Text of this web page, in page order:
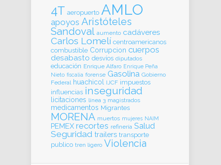
4T aeropuerto AMLO
apoyos Aristóteles
Sandoval aumento cadáveres
Carlos Lomelí centroamericanos
combustible Corrupcion cuerpos
desabasto desvíos diputados
educación Enrique Alfaro Enrique Peña
Nieto fiscalia forense Gasolina Gobierno
Federal huachicol IJCF impuestos
influencias inseguridad
licitaciones línea 3 magistrados
medicamentos Migrantes
MORENA muertos mujeres NAIM
PEMEX recortes refinería Salud
Seguridad trailers transporte
publico tren ligero Violencia